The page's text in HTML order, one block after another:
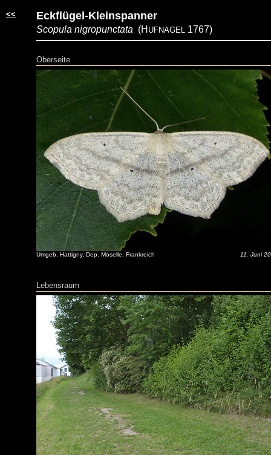
<< Eckflügel-Kleinspanner
Scopula nigropunctata (H UFNAGEL 1767)
Oberseite
Umgeb. Hattigny, Dep. Moselle, Frankreich 11. Juni
Lebensraum